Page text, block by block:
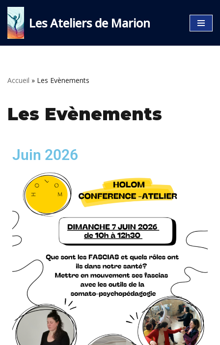
Aller
au
Les Ateliers de Marion
Accueil » Les Evènements
Les Evènements
Juin 2026